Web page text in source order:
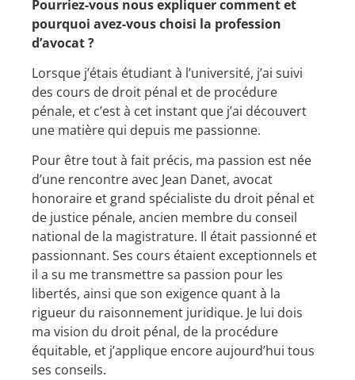
Pourriez-vous nous expliquer comment et
pourquoi avez-vous choisi la profession
d’avocat ?
Lorsque j’étais étudiant à l’université, j’ai suivi
des cours de droit pénal et de procédure
pénale, et c’est à cet instant que j’ai découvert
une matière qui depuis me passionne.
Pour être tout à fait précis, ma passion est née
d’une rencontre avec Jean Danet, avocat
honoraire et grand spécialiste du droit pénal et
de justice pénale, ancien membre du conseil
national de la magistrature. Il était passionné et
passionnant. Ses cours étaient exceptionnels et
il a su me transmettre sa passion pour les
libertés, ainsi que son exigence quant à la
rigueur du raisonnement juridique. Je lui dois
ma vision du droit pénal, de la procédure
équitable, et j’applique encore aujourd’hui tous
ses conseils.